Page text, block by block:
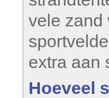
vele zand
extra aan
Hoeveel